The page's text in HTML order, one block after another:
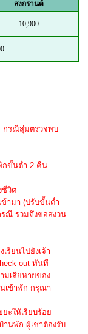
สงกรานต์
10,900
กรณีสุ่มตรวจพบ
กขั้นต่ำ 2 คืน
ชีวิต
ข้ามา (ปรับขั้นต่ำ
ณี รวมถึงขอสงวน
รียนไปยังเจ้า
out ทันที
มเสียหายของ
เข้าพัก กรุณา
ะให้เรียบร้อย
นพัก ผู้เช่าต้องรับ